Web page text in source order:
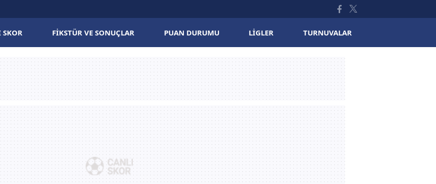
SKOR FIKSTÜR VE SONUÇLAR PUAN DURUMU LIGLER TURNUVALAR